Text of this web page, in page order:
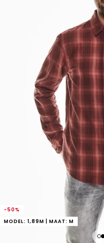
-50%
MODEL: 1,89M | MAAT: M